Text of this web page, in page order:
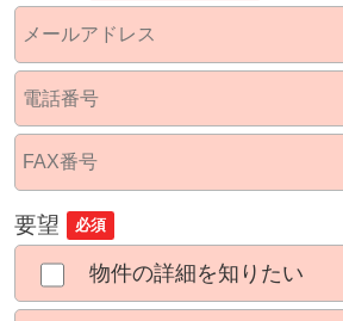
要望 必須
物件の詳細を知りたい